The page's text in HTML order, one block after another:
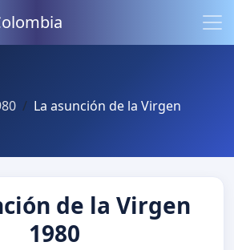
La asunción de la Virgen
de la Virgen
1980